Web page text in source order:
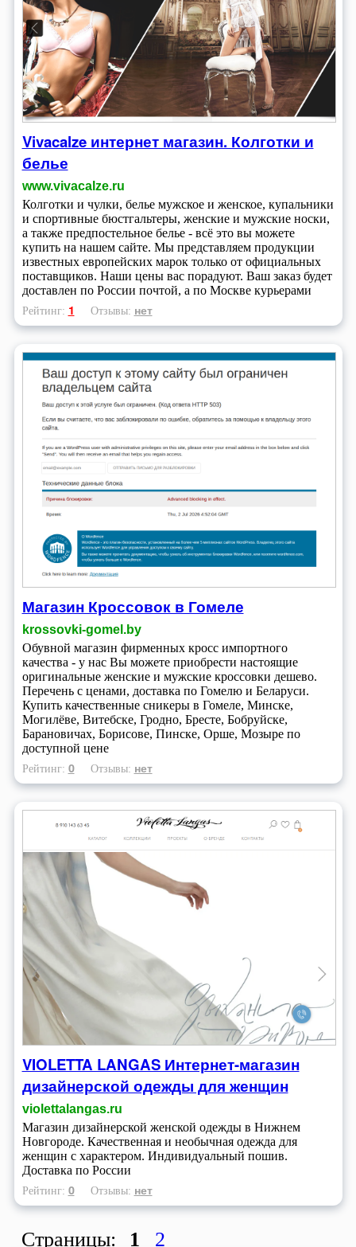
Vivacalze интернет магазин. Колготки и
белье
www.vivacalze.ru
Колготки и чулки, белье мужское и женское, купальники
и спортивные бюстгальтеры, женские и мужские носки,
а также предпостельное белье - всё это вы можете
купить на нашем сайте. Мы представляем продукции
известных европейских марок только от официальных
поставщиков. Наши цены вас порадуют. Ваш заказ будет
доставлен по России почтой, а по Москве курьерами
Рейтинг: 1 Отзывы: нет
Магазин Кроссовок в Гомеле
krossovki-gomel.by
Обувной магазин фирменных кросс импортного
качества - у нас Вы можете приобрести настоящие
оригинальные женские и мужские кроссовки дешево.
Перечень с ценами, доставка по Гомелю и Беларуси.
Купить качественные сникеры в Гомеле, Минске,
Могилёве, Витебске, Гродно, Бресте, Бобруйске,
Барановичах, Борисове, Пинске, Орше, Мозыре по
доступной цене
Рейтинг: 0 Отзывы: нет
VIOLETTA LANGAS Интернет-магазин
дизайнерской одежды для женщин
violettalangas.ru
Магазин дизайнерской женской одежды в Нижнем
Новгороде. Качественная и необычная одежда для
женщин с характером. Индивидуальный пошив.
Доставка по России
Рейтинг: 0 Отзывы: нет
Страницы: 1 2